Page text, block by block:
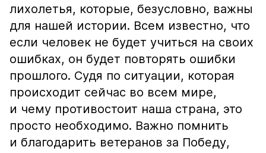
лихолетья, которые, безусловно, важны
для нашей истории. Всем известно, что
если человек не будет учиться на своих
ошибках, он будет повторять ошибки
прошлого. Судя по ситуации, которая
происходит сейчас во всем мире,
и чему противостоит наша страна, это
просто необходимо. Важно помнить
и благодарить ветеранов за Победу,